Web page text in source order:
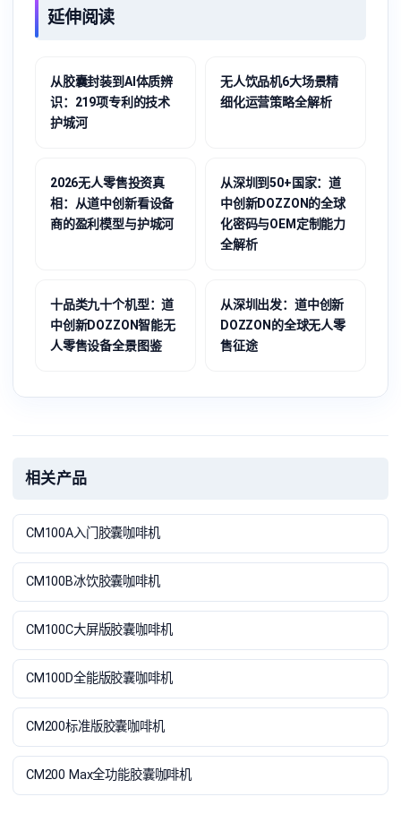
延伸阅读
从胶囊封装到AI体质辨
识：219项专利的技术
护城河
无人饮品机6大场景精
细化运营策略全解析
2026无人零售投资真
相：从道中创新看设备
商的盈利模型与护城河
从深圳到50+国家：道
中创新DOZZON的全球
化密码与OEM定制能力
全解析
十品类九十个机型：道
中创新DOZZON智能无
人零售设备全景图鉴
从深圳出发：道中创新
DOZZON的全球无人零
售征途
相关产品
CM100A入门胶囊咖啡机
CM100B冰饮胶囊咖啡机
CM100C大屏版胶囊咖啡机
CM100D全能版胶囊咖啡机
CM200标准版胶囊咖啡机
CM200 Max全功能胶囊咖啡机